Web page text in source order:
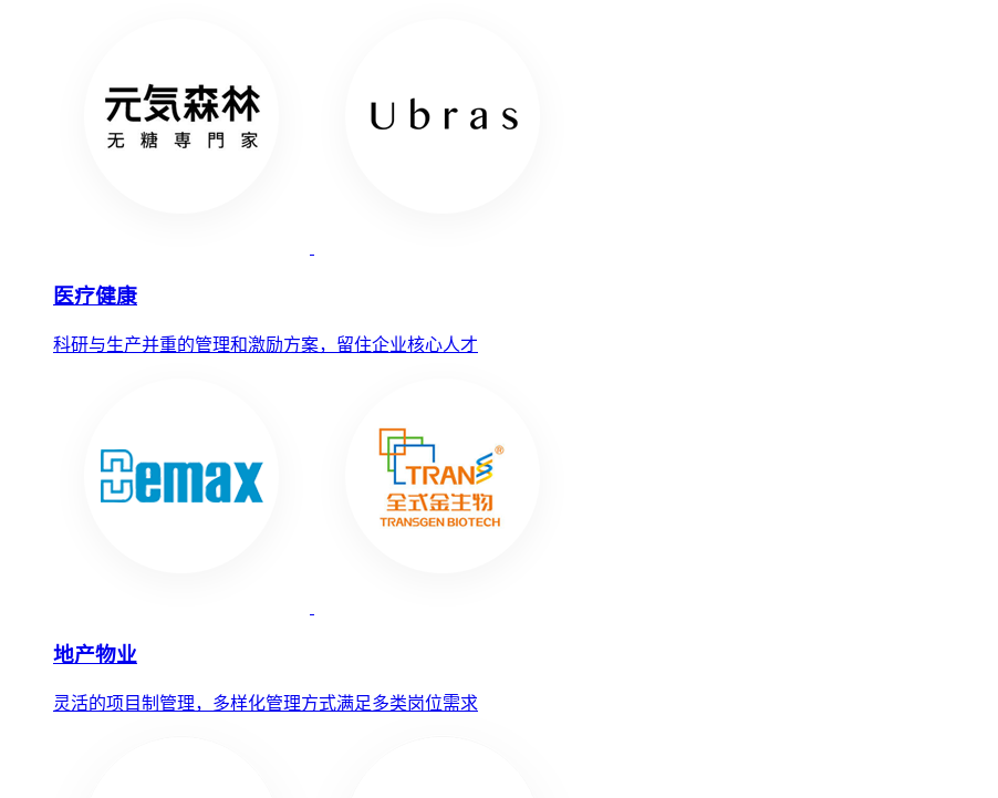
医疗健康
科研与生产并重的管理和激励方案，留住企业核心人才
地产物业
灵活的项目制管理，多样化管理方式满足多类岗位需求